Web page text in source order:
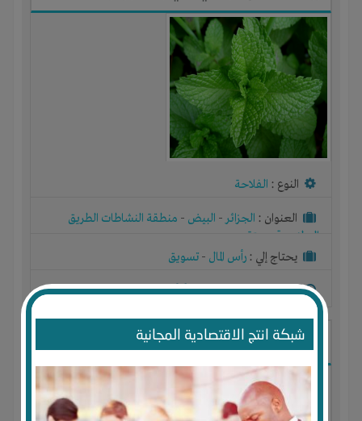
شبكة انتج الاقتصادية المجانية
النوع : الفلاحة
العنوان : الجزائر- البيض - منطقة النشاطات الطريق
الوطني رقم ستة
يحتاج إلي : رأس المال - تسويق
آخر نشاط :منذ 8 اشهر عدد الاعضاء : 0 الأعضاء
انتاج زيت اركان ومواد تجميل طبيعية